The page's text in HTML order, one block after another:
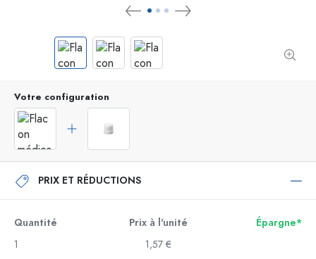
Votre configuration
PRIX ET RÉDUCTIONS
Quantité Prix à l'unité
Épargne*
1
1,57 €